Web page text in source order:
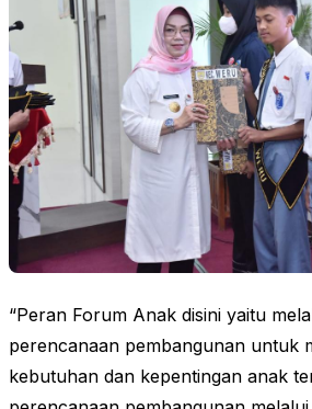
“Peran Forum Anak disini yaitu
perencanaan pembangunan untuk
kebutuhan dan kepentingan anak